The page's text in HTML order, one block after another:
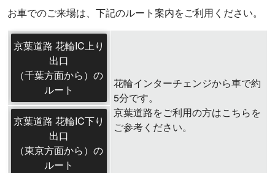
お車でのご来場は、下記のルート案内をご利用ください。
京葉道路 花輪IC上り
出口
（千葉方面から）の
ルート
花輪インターチェンジから車で約
5分です。
京葉道路をご利用の方はこちらを
ご参考ください。
京葉道路 花輪IC下り
出口
（東京方面から）の
ルート